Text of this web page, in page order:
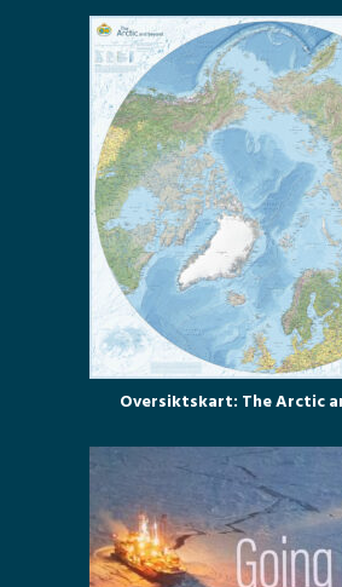
Oversiktskart: The Arctic